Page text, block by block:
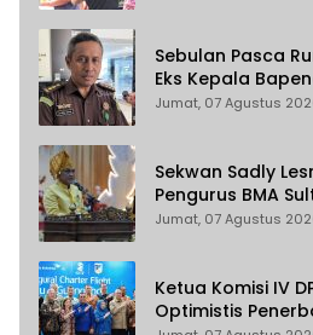
Sebulan Pasca
Eks Kepala
Tersangka
Jumat, 07 Agustus
Sekwan Sadly
Pengurus BMA
2031
Jumat, 07 Agustus
Ketua Komisi IV
Optimistis